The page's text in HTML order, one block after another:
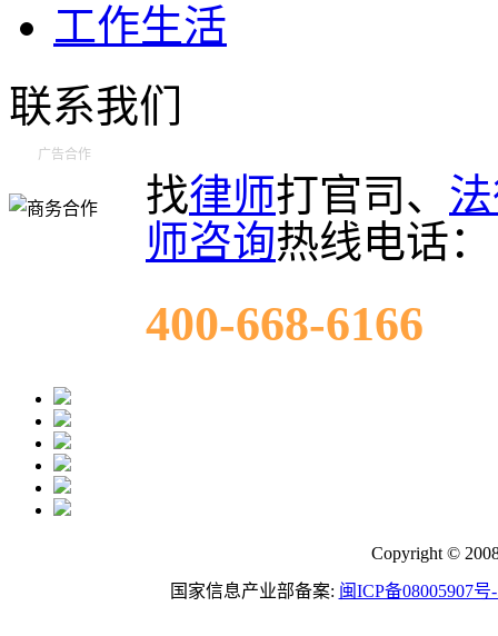
工作生活
联系我们
广告合作
找律师打官司、
师咨询热线电话：
400-668-6166
Copyright ©
国家信息产业部备案: 闽ICP备08005907号